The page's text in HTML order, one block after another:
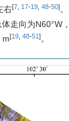
右[7 17-19 48-50]
走向为N60°W
m[19 48-51]。